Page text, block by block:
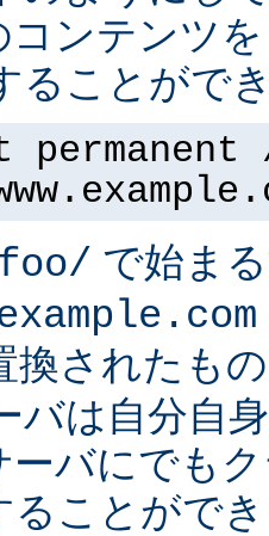
コンテンツ
ることがで
で始ま
換されたも
バは自分自
ーバにでも
ることがで